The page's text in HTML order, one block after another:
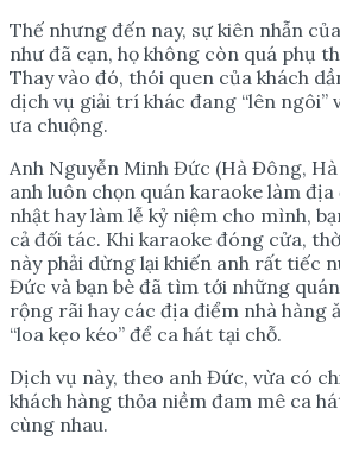
Thế nhưng đến nay, sự kiên nhẫn
như đã cạn, họ không còn quá phụ
Thay vào đó, thói quen của khách
dịch vụ giải trí khác đang “lên ngôi”
ưa chuộng.
Anh Nguyễn Minh Đức (Hà Đông,
anh luôn chọn quán karaoke làm
nhật hay làm lễ kỷ niệm cho mình,
cả đối tác. Khi karaoke đóng cửa,
này phải dừng lại khiến anh rất tiếc
Đức và bạn bè đã tìm tới những
rộng rãi hay các địa điểm nhà hàng
“loa kẹo kéo” để ca hát tại chỗ.
Dịch vụ này, theo anh Đức, vừa có
khách hàng thỏa niềm đam mê ca
cùng nhau.